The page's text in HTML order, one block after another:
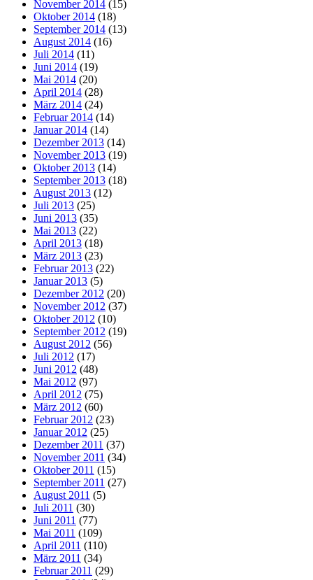
November 2014 (15)
Oktober 2014 (18)
September 2014 (13)
August 2014 (16)
Juli 2014 (11)
Juni 2014 (19)
Mai 2014 (20)
April 2014 (28)
März 2014 (24)
Februar 2014 (14)
Januar 2014 (14)
Dezember 2013 (14)
November 2013 (19)
Oktober 2013 (14)
September 2013 (18)
August 2013 (12)
Juli 2013 (25)
Juni 2013 (35)
Mai 2013 (22)
April 2013 (18)
März 2013 (23)
Februar 2013 (22)
Januar 2013 (5)
Dezember 2012 (20)
November 2012 (37)
Oktober 2012 (10)
September 2012 (19)
August 2012 (56)
Juli 2012 (17)
Juni 2012 (48)
Mai 2012 (97)
April 2012 (75)
März 2012 (60)
Februar 2012 (23)
Januar 2012 (25)
Dezember 2011 (37)
November 2011 (34)
Oktober 2011 (15)
September 2011 (27)
August 2011 (5)
Juli 2011 (30)
Juni 2011 (77)
Mai 2011 (109)
April 2011 (110)
März 2011 (34)
Februar 2011 (29)